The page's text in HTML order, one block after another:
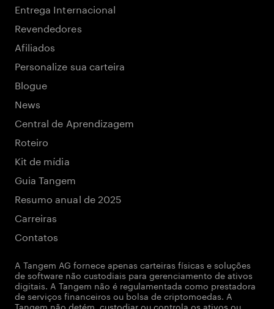
Entrega Internacional
Revendedores
Afiliados
Personalize sua carteira
Blogue
News
Central de Aprendizagem
Roteiro
Kit de mídia
Guia Tangem
Resumo anual de 2025
Carreiras
Contatos
A Tangem AG fornece apenas carteiras físicas e soluções
de software não custodiais para gerenciamento de ativos
digitais. A Tangem não é regulamentada como prestadora
de serviços financeiros ou bolsa de criptomoedas. A
Tangem não detém, custodiar ou controla os ativos ou